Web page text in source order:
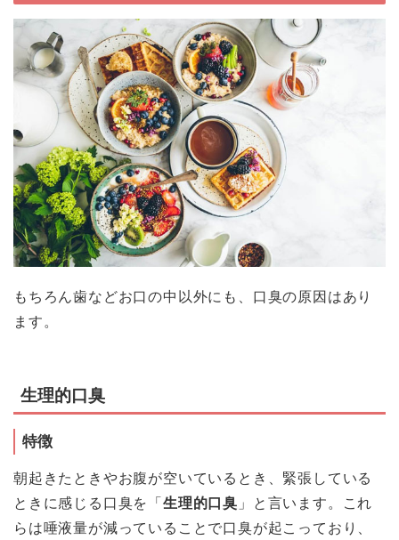
もちろん歯などお口の中以外にも、口臭の原因はあり
ます。
生理的口臭
特徴
朝起きたときやお腹が空いているとき、緊張している
ときに感じる口臭を「 生理的口臭 」と言います。これ
らは唾液量が減っていることで口臭が起こっており、